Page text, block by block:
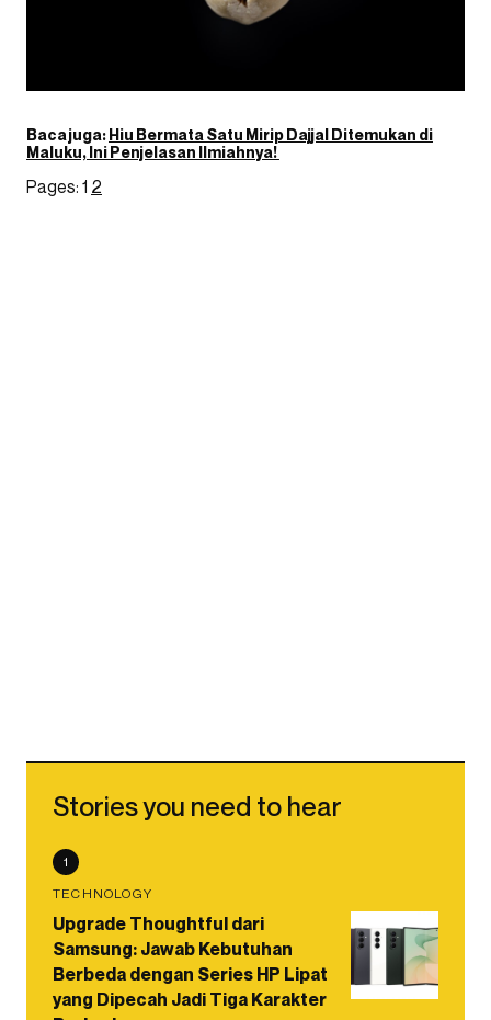
Baca juga:Hiu Bermata Satu Mirip Dajjal Ditemukan di
Maluku, Ini Penjelasan Ilmiahnya!
Pages: 1 2
Stories you need to hear
1
TECHNOLOGY
Upgrade Thoughtful dari
Samsung: Jawab Kebutuhan
Berbeda dengan Series HP Lipat
yang Dipecah Jadi Tiga Karakter